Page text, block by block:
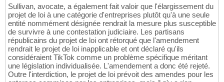
Sullivan, avocate, a également fait valoir que l'élargissement du
projet de loi à une catégorie d'entreprises plutôt qu'à une seule
entité nommément désignée rendrait la mesure plus susceptible
de survivre à une contestation judiciaire. Les partisans
républicains du projet de loi ont rétorqué que l'amendement
rendrait le projet de loi inapplicable et ont déclaré qu'ils
considéraient TikTok comme un problème spécifique méritant
une législation individualisée. L'amendement a donc été rejeté.
Outre l'interdiction, le projet de loi prévoit des amendes pour les